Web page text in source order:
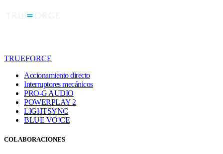
TRUEFORCE
Accionamiento directo
Interruptores mecánicos
PRO-G AUDIO
POWERPLAY 2
LIGHTSYNC
BLUE VO!CE
COLABORACIONES